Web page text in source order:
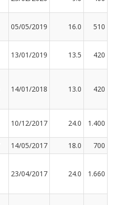
05/05/2019 16.0 510
13/01/2019 13.5 420
14/01/2018 13.0 420
10/12/2017 24.0 1.400
14/05/2017 18.0
700
23/04/2017 24.0 1.660